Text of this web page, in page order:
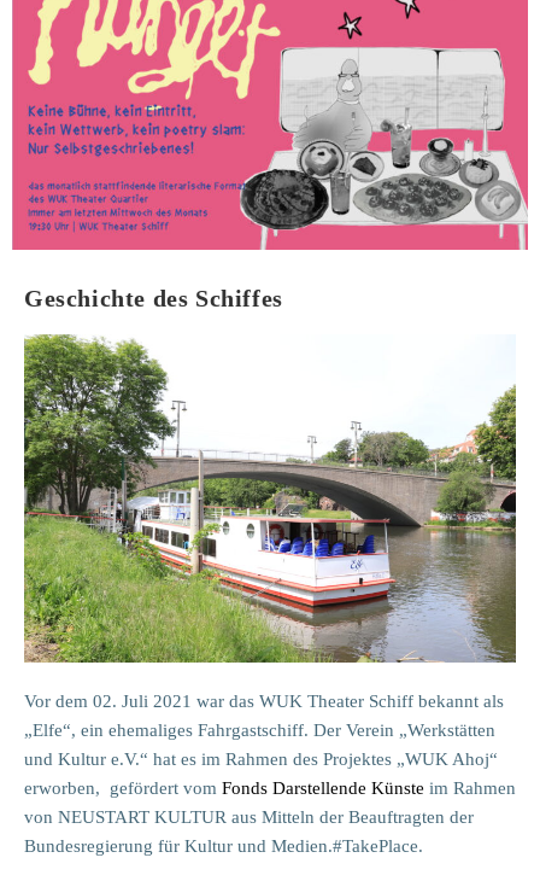
Geschichte des Schiffes
Vor dem 02. Juli 2021 war das WUK Theater Schiff bekannt als
„Elfe“, ein ehemaliges Fahrgastschiff. Der Verein „Werkstätten
und Kultur e.V.“ hat es im Rahmen des Projektes „WUK Ahoj“
erworben, gefördert vom Fonds Darstellende Künste im Rahmen
von NEUSTART KULTUR aus Mitteln der Beauftragten der
Bundesregierung für Kultur und Medien.#TakePlace.